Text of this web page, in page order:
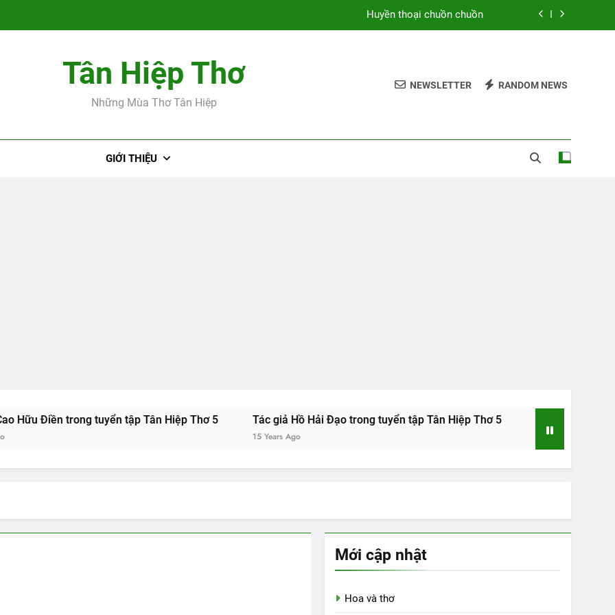
Huyền thoại chuồn chuồn
Tác giả Cao Hữu Điền trong tuyển tập Tân Hiệp Thơ 5
Tân Hiệp Thơ
Những Mùa Thơ Tân Hiệp
NEWSLETTER RANDOM NEWS
GIỚI THIỆU
trong tuyển tập Tân Hiệp Thơ 5 Tác giả Hồ Hải Đạo trong tuyển tập Tân Hiệp Thơ 5 Tác giả Nguyễn Đức
Mới cập nhật
Hoa và thơ